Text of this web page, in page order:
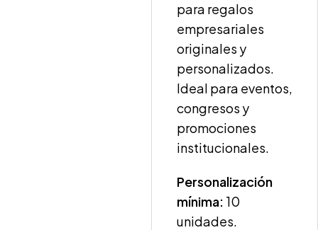
para regalos
empresariales
originales y
personalizados.
Ideal para eventos,
congresos y
promociones
institucionales.
Personalización
mínima: 10
unidades.